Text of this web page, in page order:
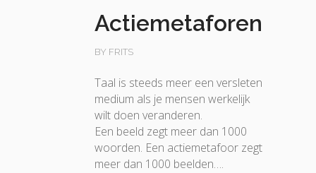
Actiemetaforen
BY FRITS
Taal is steeds meer een versleten
medium als je mensen werkelijk
wilt doen veranderen.
Een beeld zegt meer dan 1000
woorden. Een actiemetafoor zegt
meer dan 1000 beelden….